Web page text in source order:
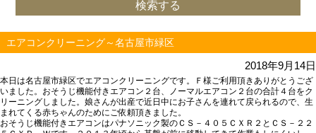
エアコンクリーニング～名古屋市緑区
2018年9月14日
本日は名古屋市緑区でエアコンクリーニングです。Ｆ様ご利用頂きありがとうござ
いました。おそうじ機能付きエアコン２台、ノーマルエアコン２台の合計４台をク
リーニングしました。娘さんが出産で近日中にお子さんを連れて戻られるので、生
まれてくる赤ちゃんのためにご依頼頂きました。
おそうじ機能付きエアコンはパナソニック製のＣＳ－４０５ＣＸＲ２ と ＣＳ－２２